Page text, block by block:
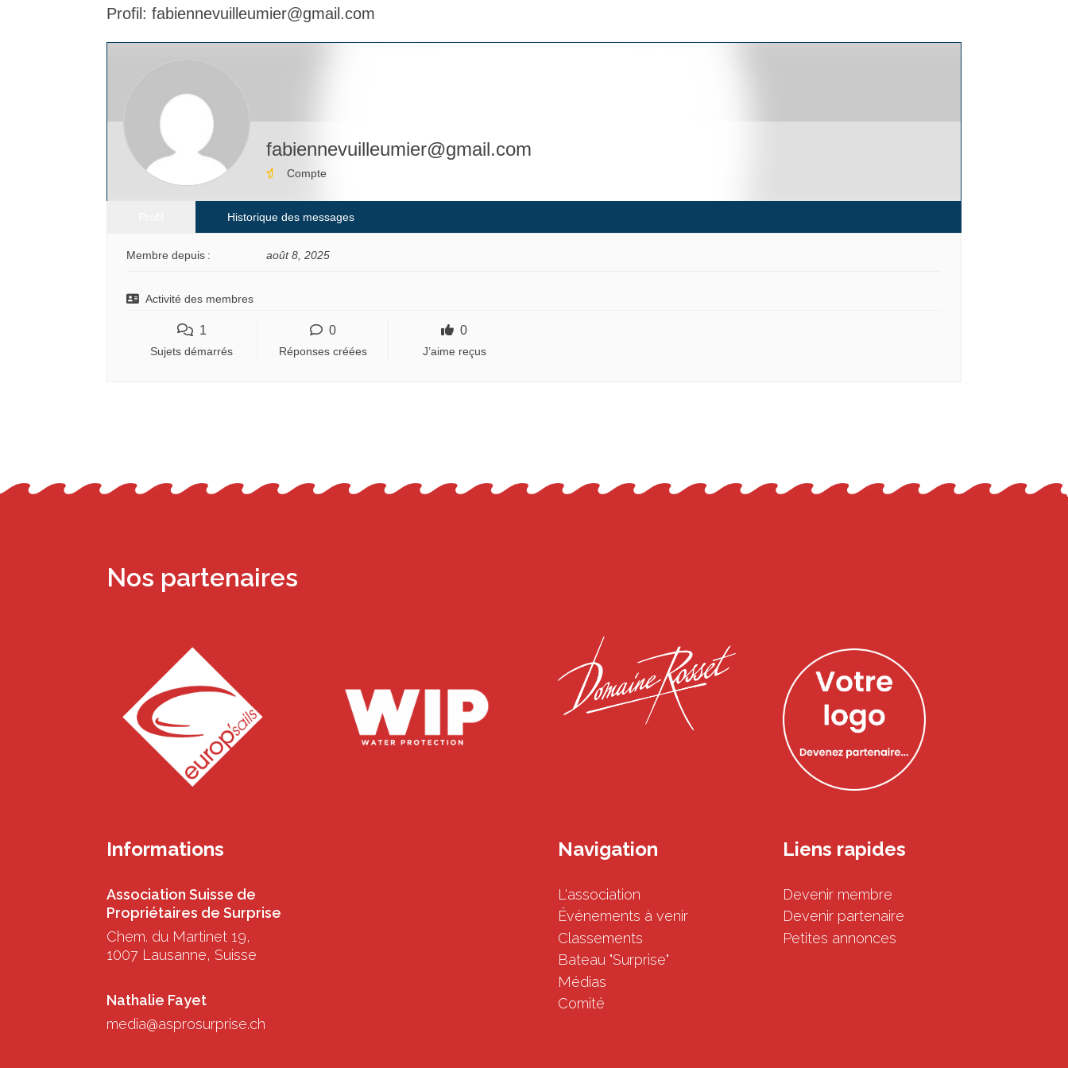
êtes
Profil: fabiennevuilleumier@gmail.com
fabiennevuilleumier@gmail.com
Compte
Historique des messages
Membre depuis : août 8, 2025
Activité des membres
1
Sujets démarrés
0
Réponses créées
0
J’aime reçus
Nos partenaires
Informations
Association Suisse de
Propriétaires de Surprise
Chem. du Martinet 19,
1007 Lausanne, Suisse
Nathalie Fayet
media@asprosurprise.ch
Navigation
L'association
Événements à venir
Classements
Bateau "Surprise"
Médias
Comité
Liens rapides
Devenir membre
Devenir partenaire
Petites annonces